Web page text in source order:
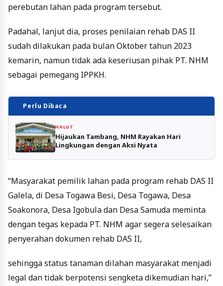
perebutan lahan pada program tersebut.
Padahal, lanjut dia, proses penilaian rehab DAS II
sudah dilakukan pada bulan Oktober tahun 2023
kemarin, namun tidak ada keseriusan pihak PT. NHM
sebagai pemegang IPPKH.
Perlu Dibaca
HALUT
Hijaukan Tambang, NHM Rayakan Hari
Lingkungan dengan Aksi Nyata
“Masyarakat pemilik lahan pada program rehab DAS II
Galela, di Desa Togawa Besi, Desa Togawa, Desa
Soakonora, Desa Igobula dan Desa Samuda meminta
dengan tegas kepada PT. NHM agar segera selesaikan
penyerahan dokumen rehab DAS II,
sehingga status tanaman dilahan masyarakat menjadi
legal dan tidak berpotensi sengketa dikemudian hari,”